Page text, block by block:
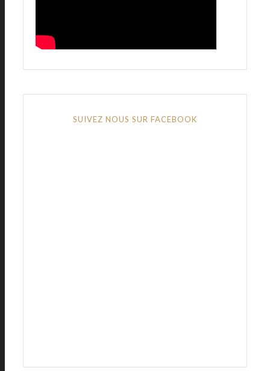
SUIVEZ NOUS SUR FACEBOOK